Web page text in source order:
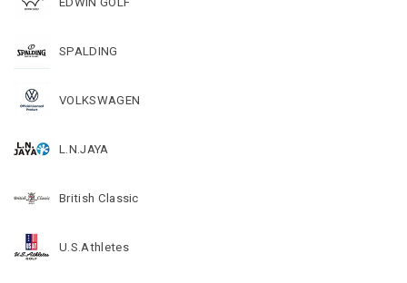
SPALDING
VOLKSWAGEN
L.N.JAYA
British Classic
U.S.Athletes